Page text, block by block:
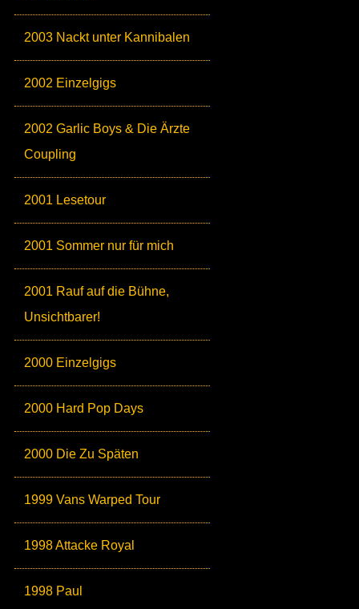
2003 Nackt unter Kannibalen
2002 Einzelgigs
2002 Garlic Boys & Die Ärzte
Coupling
2001 Lesetour
2001 Sommer nur für mich
2001 Rauf auf die Bühne,
Unsichtbarer!
2000 Einzelgigs
2000 Hard Pop Days
2000 Die Zu Späten
1999 Vans Warped Tour
1998 Attacke Royal
1998 Paul